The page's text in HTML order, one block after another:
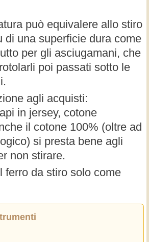
può equivalere allo stiro
di una superficie dura come
per gli asciugamani, che
poi passati sotto le
agli acquisti:
in jersey, cotone
il cotone 100% (oltre ad
si presta bene agli
non stirare.
ferro da stiro solo come